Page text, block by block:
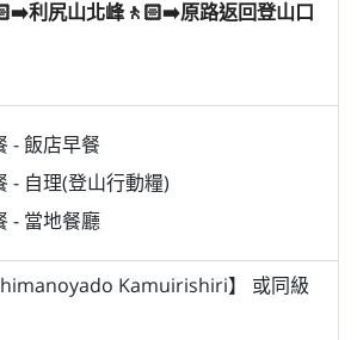
利尻山北峰🚶🏻‍➡️原路返回登山口
-飯店早餐
- 自理(登山行動糧)
- 當地餐廳
Kamuirishiri】 或同級